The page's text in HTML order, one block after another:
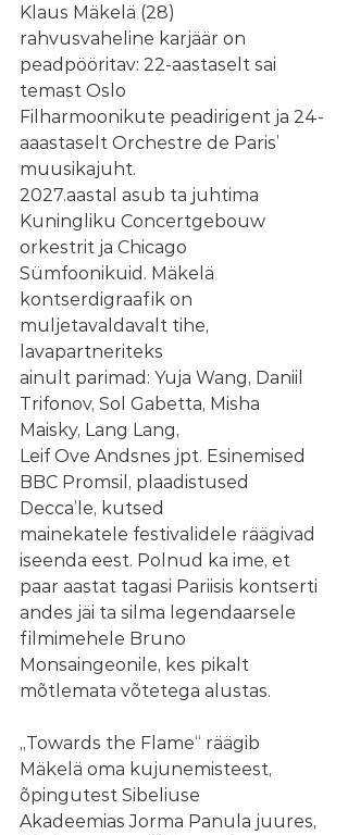
Klaus Mäkelä (28)
rahvusvaheline karjäär on
peadpööritav: 22-aastaselt sai
temast Oslo
Filharmoonikute peadirigent ja 24-
aaastaselt Orchestre de Paris’
muusikajuht.
2027.aastal asub ta juhtima
Kuningliku Concertgebouw
orkestrit ja Chicago
Sümfoonikuid. Mäkelä
kontserdigraafik on
muljetavaldavalt tihe,
lavapartneriteks
ainult parimad: Yuja Wang, Daniil
Trifonov, Sol Gabetta, Misha
Maisky, Lang Lang,
Leif Ove Andsnes jpt. Esinemised
BBC Promsil, plaadistused
Decca’le, kutsed
mainekatele festivalidele räägivad
iseenda eest. Polnud ka ime, et
paar aastat tagasi Pariisis kontserti
andes jäi ta silma legendaarsele
filmimehele Bruno
Monsaingeonile, kes pikalt
mõtlemata võtetega alustas.
„Towards the Flame“ räägib
Mäkelä oma kujunemisteest,
õpingutest Sibeliuse
Akadeemias Jorma Panula juures,